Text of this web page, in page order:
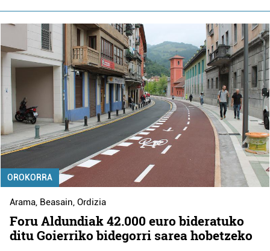
OROKORRA
Arama, Beasain,Ordizia
Foru Aldundiak 42.000 euro bideratuko
ditu Goierriko bidegorri sarea hobetzeko